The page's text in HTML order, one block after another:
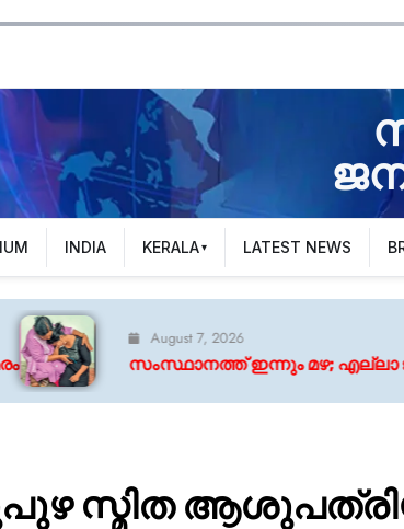
INDIA KERALA LATEST NEWS
7, 2026
ഇന്നും മഴ; എല്ലാ ജില്ലകളിലും
സ്മിത